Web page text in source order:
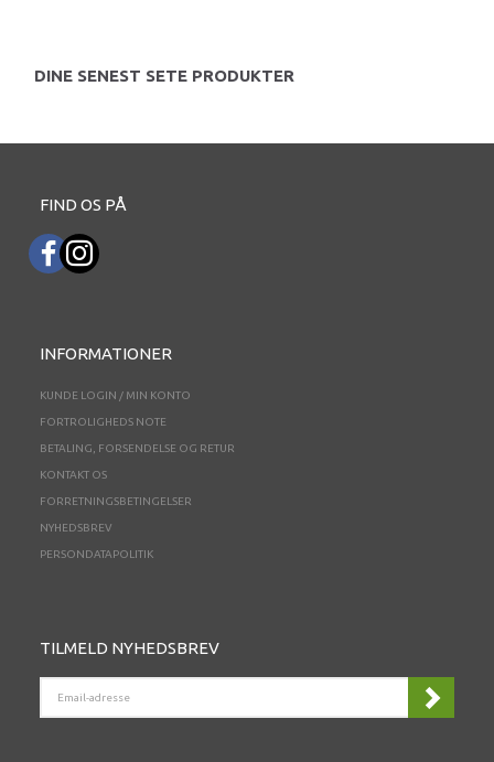
DINE SENEST SETE PRODUKTER
FIND OS PÅ
INFORMATIONER
KUNDE LOGIN / MIN KONTO
FORTROLIGHEDS NOTE
BETALING, FORSENDELSE OG RETUR
KONTAKT OS
FORRETNINGSBETINGELSER
NYHEDSBREV
PERSONDATAPOLITIK
TILMELD NYHEDSBREV
ADRESSE